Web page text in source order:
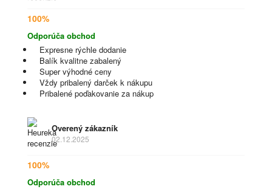
100%
Odporúča obchod
Expresne rýchle dodanie
Balík kvalitne zabalený
Super výhodné ceny
Vždy pribalený darček k nákupu
Pribalené poďakovanie za nákup
Overený zákazník
02.12.2025
100%
Odporúča obchod